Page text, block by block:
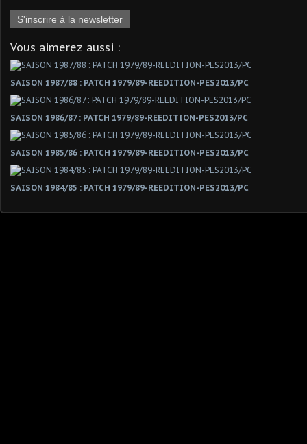
S'inscrire à la newsletter
Vous aimerez aussi :
SAISON 1987/88 : PATCH 1979/89-REEDITION-PES2013/PC
SAISON 1986/87 : PATCH 1979/89-REEDITION-PES2013/PC
SAISON 1985/86 : PATCH 1979/89-REEDITION-PES2013/PC
SAISON 1984/85 : PATCH 1979/89-REEDITION-PES2013/PC